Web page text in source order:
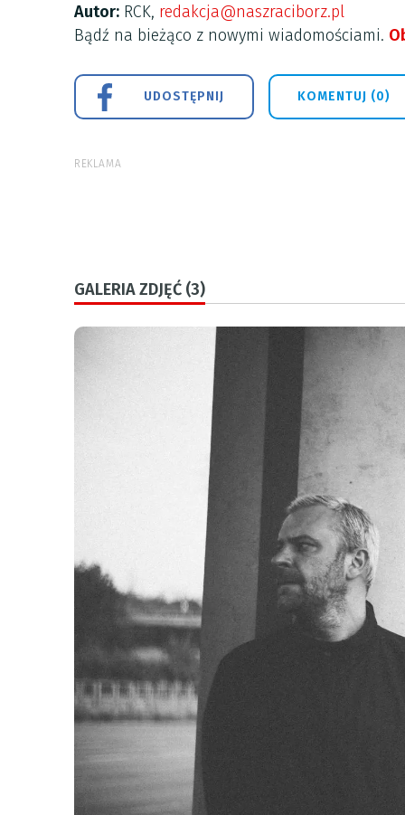
Autor: RCK, redakcja@naszraciborz.pl
Bądź na bieżąco z nowymi wiadomościami.
UDOSTĘPNIJ KOMENTUJ (0)
REKLAMA
GALERIA ZDJĘĆ (3)